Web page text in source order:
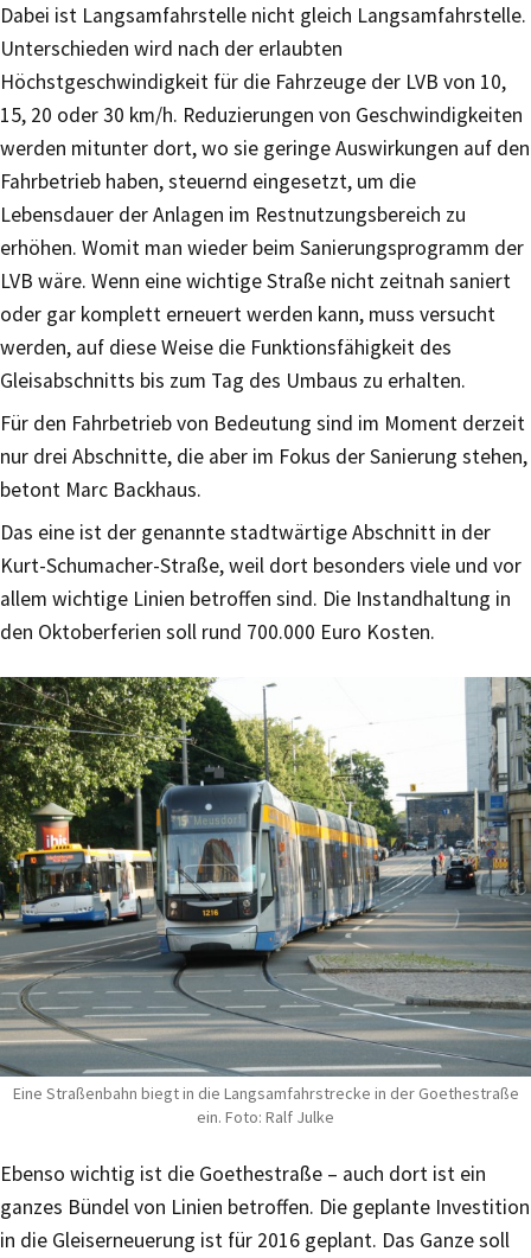
Dabei ist Langsamfahrstelle nicht gleich Langsamfahrstelle.
Unterschieden wird nach der erlaubten
Höchstgeschwindigkeit für die Fahrzeuge der LVB von 10,
15, 20 oder 30 km/h. Reduzierungen von Geschwindigkeiten
werden mitunter dort, wo sie geringe Auswirkungen auf den
Fahrbetrieb haben, steuernd eingesetzt, um die
Lebensdauer der Anlagen im Restnutzungsbereich zu
erhöhen. Womit man wieder beim Sanierungsprogramm der
LVB wäre. Wenn eine wichtige Straße nicht zeitnah saniert
oder gar komplett erneuert werden kann, muss versucht
werden, auf diese Weise die Funktionsfähigkeit des
Gleisabschnitts bis zum Tag des Umbaus zu erhalten.
Für den Fahrbetrieb von Bedeutung sind im Moment derzeit
nur drei Abschnitte, die aber im Fokus der Sanierung stehen,
betont Marc Backhaus.
Das eine ist der genannte stadtwärtige Abschnitt in der
Kurt-Schumacher-Straße, weil dort besonders viele und vor
allem wichtige Linien betroffen sind. Die Instandhaltung in
den Oktoberferien soll rund 700.000 Euro Kosten.
Eine Straßenbahn biegt in die Langsamfahrstrecke in der Goethestraße
ein. Foto: Ralf Julke
Ebenso wichtig ist die Goethestraße – auch dort ist ein
ganzes Bündel von Linien betroffen. Die geplante Investition
in die Gleiserneuerung ist für 2016 geplant. Das Ganze soll